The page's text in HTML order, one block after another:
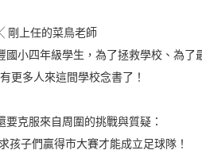
剛上任的菜鳥老師
小四年級學生，為了拯救學校、為了
更多人來這間學校念書了！
克服來自周圍的挑戰與質疑：
孩子們贏得市大賽才能成立足球隊！